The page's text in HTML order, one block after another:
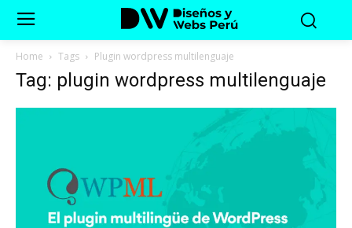
Home Tags Plugin wordpress multilenguaje
Tag: plugin wordpress multilenguaje